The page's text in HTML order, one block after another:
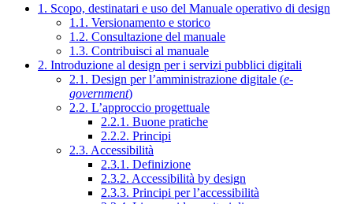
1. Scopo, destinatari e uso del Manuale operativo di design
1.1. Versionamento e storico
1.2. Consultazione del manuale
1.3. Contribuisci al manuale
2. Introduzione al design per i servizi pubblici digitali
2.1. Design per l’amministrazione digitale (e-
government)
2.2. L’approccio progettuale
2.2.1. Buone pratiche
2.2.2. Principi
2.3. Accessibilità
2.3.1. Definizione
2.3.2. Accessibilità by design
2.3.3. Principi per l’accessibilità